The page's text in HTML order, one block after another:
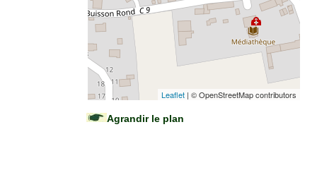
Leaflet | © OpenStreetMap contributors
Agrandir le plan